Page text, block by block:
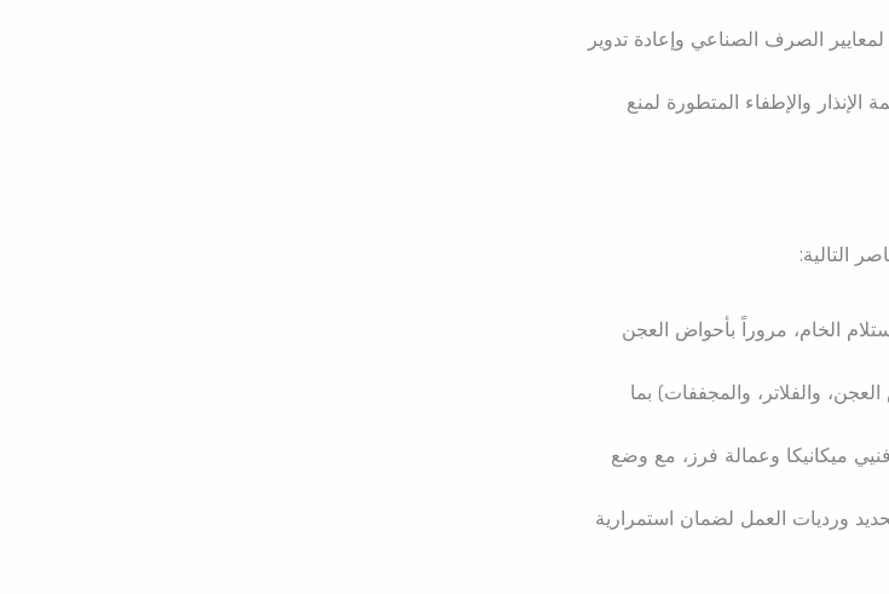
الصرف الصناعي وإعادة تدوير
والإطفاء المتطورة لمنع
التالية:
الخام، مروراً بأحواض العجن
والفلاتر، والمجففات) بما
ميكانيكا وعمالة فرز، مع وضع
ورديات العمل لضمان استمرارية